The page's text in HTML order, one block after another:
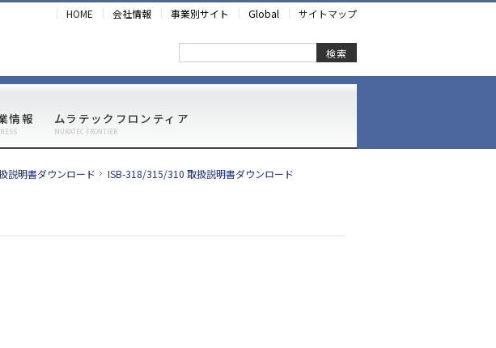
HOME 会社情報 事業別サイト Global サイトマップ
検索
情報 ムラテックフロンティア
MURATEC FRONTIER
説明書ダウンロード
ISB-318/315/310 取扱説明書ダウンロード